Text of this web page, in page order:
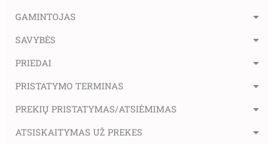
GAMINTOJAS
SAVYBĖS
PRIEDAI
PRISTATYMO TERMINAS
PREKIŲ PRISTATYMAS/ATSIĖMIMAS
ATSISKAITYMAS UŽ PREKES